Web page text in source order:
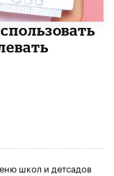
школ и детсадов